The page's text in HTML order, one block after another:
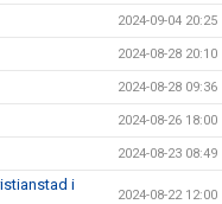
2024-09-04 20:25
2024-08-28 20:10
2024-08-28 09:36
2024-08-26 18:00
2024-08-23 08:49
i
2024-08-22 12:00